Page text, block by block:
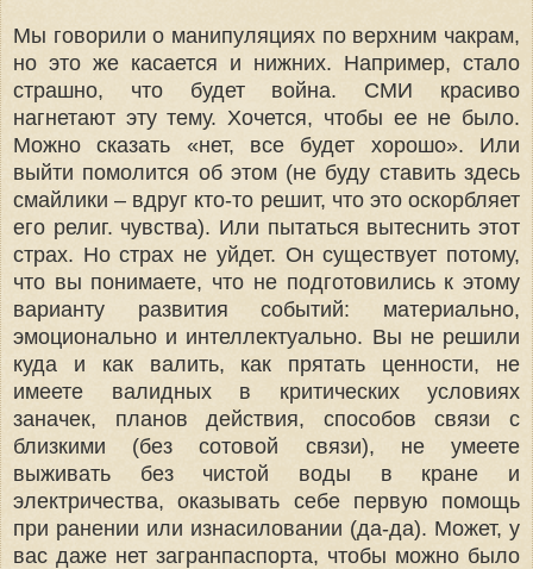
Мы говорили о манипуляциях по верхним чакрам,
но это же касается и нижних. Например, стало
страшно, что будет война. СМИ красиво
нагнетают эту тему. Хочется, чтобы ее не было.
Можно сказать «нет, все будет хорошо». Или
выйти помолится об этом (не буду ставить здесь
смайлики – вдруг кто-то решит, что это оскорбляет
его религ. чувства). Или пытаться вытеснить этот
страх. Но страх не уйдет. Он существует потому,
что вы понимаете, что не подготовились к этому
варианту развития событий: материально,
эмоционально и интеллектуально. Вы не решили
куда и как валить, как прятать ценности, не
имеете валидных в критических условиях
заначек, планов действия, способов связи с
близкими (без сотовой связи), не умеете
выживать без чистой воды в кране и
электричества, оказывать себе первую помощь
при ранении или изнасиловании (да-да). Может, у
вас даже нет загранпаспорта, чтобы можно было